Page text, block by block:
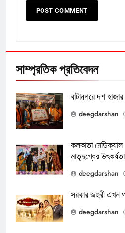
সাম্প্রতিক প্রতিবেদন
বাটানগরে দশ
deegdarshan
কলকাতা
মাতৃদুগ্ধের
deegdarshan
সরকার জহুরী এখন
deegdarshan